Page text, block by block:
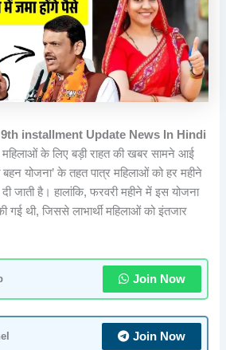
installment Update News In Hindi
महिलाओं के लिए बड़ी राहत की खबर सामने आई
बहन योजना’ के तहत पात्र महिलाओं को हर महीने
जाती है। हालांकि, फरवरी महीने में इस योजना
गई थी, जिससे लाभार्थी महिलाओं को इंतजार
Join Now
Join Now